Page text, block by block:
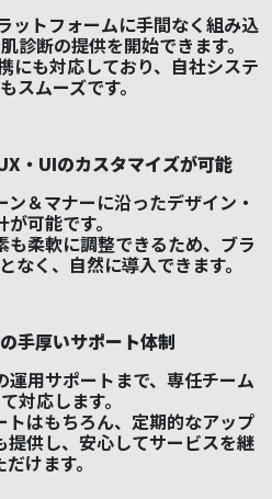
ットフォームに手間なく組み込
診断の提供を開始できます。
にも対応しており、自社システ
スムーズです。
・UIのカスタマイズが可能
＆マナーに沿ったデザイン・
可能です。
柔軟に調整できるため、ブラ
なく、自然に導入できます。
手厚いサポート体制
用サポートまで、専任チーム
対応します。
トはもちろん、定期的なアップ
供し、安心してサービスを継
けます。